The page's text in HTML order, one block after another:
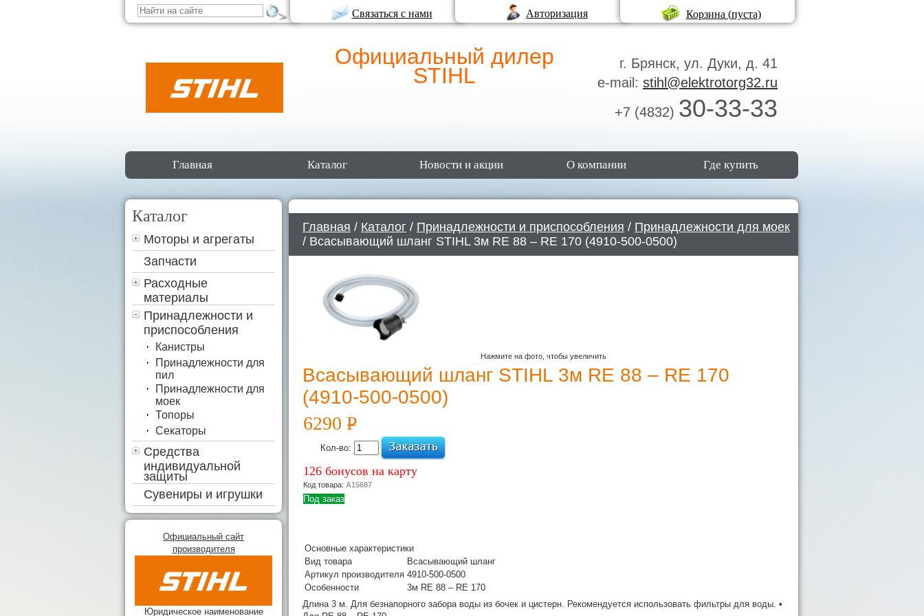
Связаться с нами Авторизация Корзина (пуста)
Официальный дилер
STIHL
г. Брянск, ул. Дуки, д. 41
e-mail: stihl@elektrotorg32.ru
+7 (4832) 30-33-33
Главная Каталог Новости и акции О компании Где купить
Каталог
Моторы и агрегаты
Запчасти
Расходные
материалы
Принадлежности и
приспособления
Канистры
Принадлежности для
пил
Принадлежности для
моек
Топоры
Секаторы
Средства
индивидуальной
защиты
Сувениры и игрушки
Официальный сайт
производителя
Юридическое наименование
Главная / Каталог / Принадлежности и приспособления / Принадлежности для моек
/ Всасывающий шланг STIHL 3м RE 88 – RE 170 (4910-500-0500)
Нажмите на фото, чтобы увеличить
Всасывающий шланг STIHL 3м RE 88 – RE 170
(4910-500-0500)
6290 PУБ.
Кол-во:
126 бонусов на карту
Код товара: А15687
Под заказ
Основные характеристики
Вид товара
Всасывающий шланг
Артикул производителя 4910-500-0500
Особенности
3м RE 88 – RE 170
Длина 3 м. Для безнапорного забора воды из бочек и цистерн. Рекомендуется использовать фильтры для воды. •